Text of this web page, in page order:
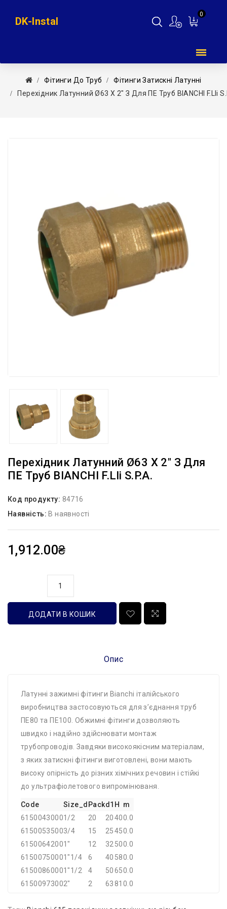
0
DK-Instal
Фітинги До Труб
Фітинги Затискні Латунні
Перехідник Латунний Ø63 Х 2″ З Для ПЕ Труб BIANCHI F.lli
Перехідник Латунний Ø63 Х 2″ З Для
ПЕ Труб BIANCHI F.lli S.p.A.
Код продукту: 84716
Наявність: В наявності
1,912.00₴
ДОДАТИ В КОШИК
Опис
Латунні зажимні фітинги Bianchi італійського
виробництва застосовуються для з’єднання труб
ПЕ80 та ПЕ100. Обжимні фітинги дозволяють
швидко і надійно здійснювати монтаж
трубопроводів. Завдяки високоякісним матеріалам,
з яких затискні фітинги виготовлені, вони мають
високу опірність до різних хімічних речовин і стійкі
до ультрафіолетового випромінюваня.
Code Size_d Packd1 H
m
61500430001/2 20 20400.0
61500535003/4 15 25450.0
61500642001" 12 32 500.0
61500750001"1/4 6 40 580.0
61500860001"1/2 4 50650.0
61500973002" 2 63 81 0.0